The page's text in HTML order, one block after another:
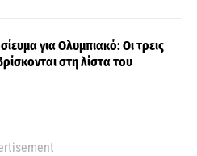
για Ολυμπιακό: Οι τρεις
στη λίστα του